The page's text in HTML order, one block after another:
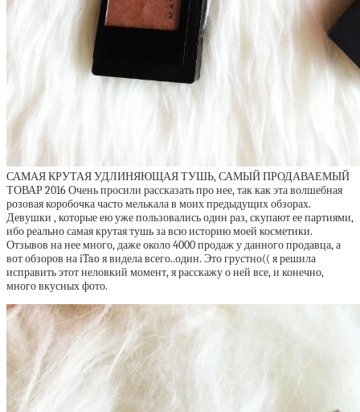
САМАЯ КРУТАЯ УДЛИНЯЮЩАЯ ТУШЬ, САМЫЙ ПРОДАВАЕМЫЙ
ТОВАР 2016 Очень просили рассказать про нее, так как эта волшебная
розовая коробочка часто мелькала в моих предыдущих обзорах.
Девушки , которые ею уже пользовались один раз, скупают ее партиями,
ибо реально самая крутая тушь за всю историю моей косметики.
Отзывов на нее много, даже около 4000 продаж у данного продавца, а
вот обзоров на iTao я видела всего..один. Это грустно(( я решила
исправить этот неловкий момент, я расскажу о ней все, и конечно,
много вкусных фото.